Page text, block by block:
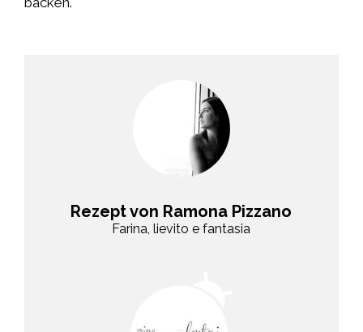
Rezept von Ramona Pizzano
Farina, lievito e fantasia